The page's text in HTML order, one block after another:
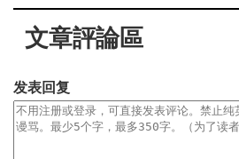
文章評論區
发表回复